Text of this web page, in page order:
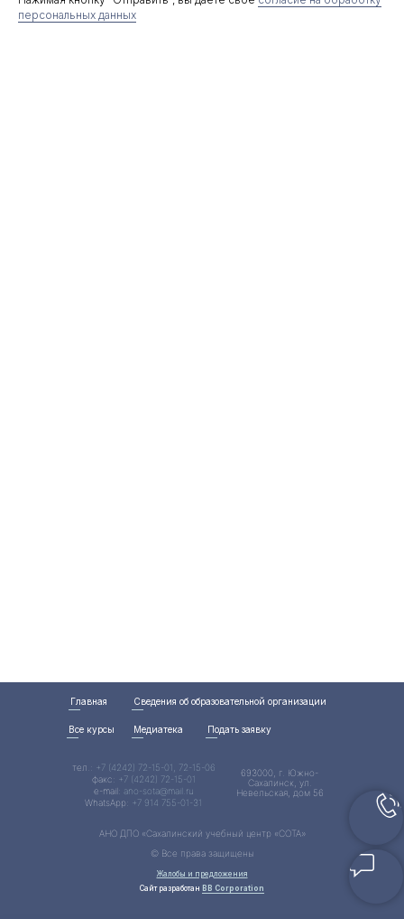
персональных данных
693000, г. Южно-
Сахалинск, ул.
Невельская, дом 56
тел.:
+7 (4242) 72-15-01, 72-15-06
факс:
+7 (4242) 72-15-01
e-mail: ano-sota@mail.ru
WhatsApp:
+7 914 755-01-31
Жалобы и предложения
Сайт разработан BB Corporation
АНО ДПО «Сахалинский учебный центр «СОТА»
© Все права защищены
Сведения об образовательной организации
Подать заявку
Медиатека
Все курсы
Главная